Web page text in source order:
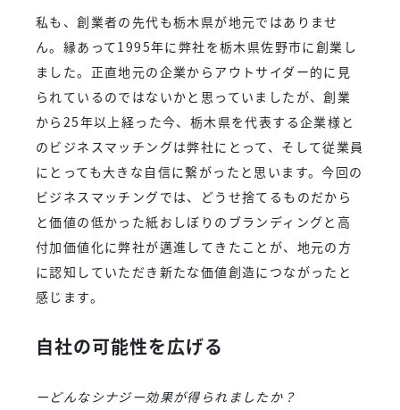
私も、創業者の先代も栃木県が地元ではありませ
ん。縁あって1995年に弊社を栃木県佐野市に創業し
ました。正直地元の企業からアウトサイダー的に見
られているのではないかと思っていましたが、創業
から25年以上経った今、栃木県を代表する企業様と
のビジネスマッチングは弊社にとって、そして従業員
にとっても大きな自信に繋がったと思います。今回の
ビジネスマッチングでは、どうせ捨てるものだから
と価値の低かった紙おしぼりのブランディングと高
付加価値化に弊社が邁進してきたことが、地元の方
に認知していただき新たな価値創造につながったと
感じます。
自社の可能性を広げる
ーどんなシナジー効果が得られましたか？